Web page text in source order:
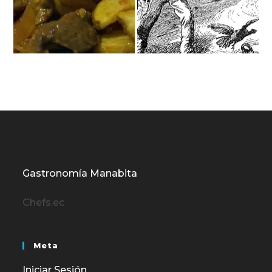
Gastronomía Manabita
Chefs.ec
Meta